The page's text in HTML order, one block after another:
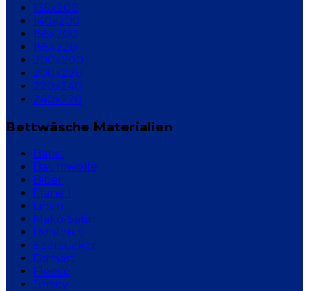
135x200
140x200
155x200
155x220
200x200
200x220
220x240
240x220
Bettwäsche Materialien
Batist
Baumwolle
Biber
Flanell
Linon
Mako-Satin
Renforcé
Seersucker
Damast
Fleece
Jersey